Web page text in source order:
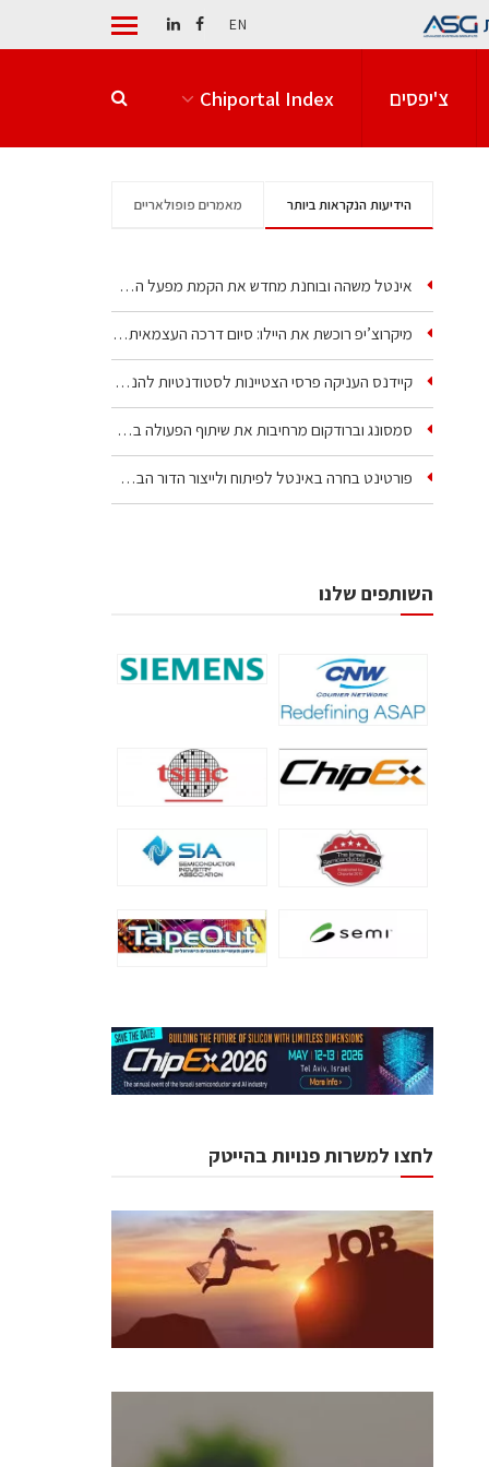
EN
צ'יפסים Chiportal Index
הידיעות הנקראות ביותר מאמרים פופולאריים
אינטל משהה ובוחנת מחדש את הקמת מפעל הענק שלה בקריית גת
מיקרוצ’יפ רוכשת את היילו: סיום דרכה העצמאית של אחת…
קיידנס העניקה פרסי הצטיינות לסטודנטיות להנדסת חשמל ופיזיקה
סמסונג וברודקום מרחיבות את שיתוף הפעולה בשבבי AI…
פורטינט בחרה באינטל לפיתוח ולייצור הדור הבא של מעבדי…
השותפים שלנו
לחצו למשרות פנויות בהייטק